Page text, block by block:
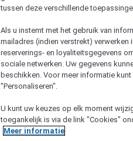
tussen deze verschillende
Als u instemt met het gebruik van
mailadres (indien verstrekt)
reserverings- en loyaliteitsgegevens
sociale netwerken. Uw gegevens
beschikken. Voor meer informatie
"Personaliseren".
U kunt uw keuzes op elk moment
toegankelijk is via de link "Cookies"
Meer informatie